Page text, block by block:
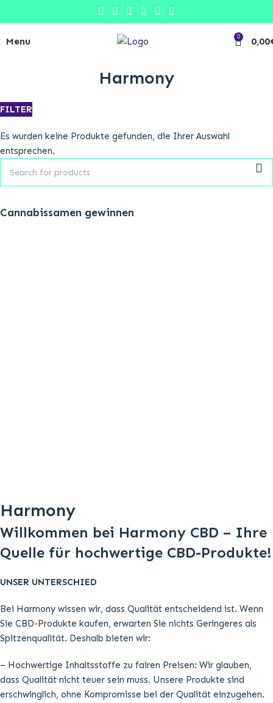
Menu 0 0,00
Harmony
FILTER
Es wurden keine Produkte gefunden, die Ihrer Auswahl
entsprechen.
Cannabissamen gewinnen
Harmony
Willkommen bei Harmony CBD – Ihre
Quelle für hochwertige CBD-Produkte!
UNSER UNTERSCHIED
Bei Harmony wissen wir, dass Qualität entscheidend ist. Wenn
Sie CBD-Produkte kaufen, erwarten Sie nichts Geringeres als
Spitzenqualität. Deshalb bieten wir:
– Hochwertige Inhaltsstoffe zu fairen Preisen: Wir glauben,
dass Qualität nicht teuer sein muss. Unsere Produkte sind
erschwinglich, ohne Kompromisse bei der Qualität einzugehen.
Growtalk